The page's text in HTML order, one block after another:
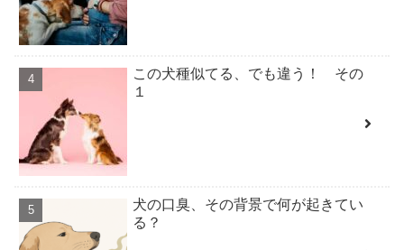
この犬種似てる、でも違う！ その
１
犬の口臭、その背景で何が起きてい
る？